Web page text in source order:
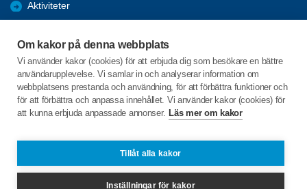
Om kakor på denna webbplats
Vi använder kakor (cookies) för att erbjuda dig som besökare en bättre
användarupplevelse. Vi samlar in och analyserar information om
webbplatsens prestanda och användning, för att förbättra funktioner och
för att förbättra och anpassa innehållet. Vi använder kakor (cookies) för
att kunna erbjuda anpassade annonser. Läs mer om kakor
Tillåt alla kakor
Inställningar för kakor
Aktiviteter
Referat
Årsmöten
Öppet hus
663 30 SKOGHALL